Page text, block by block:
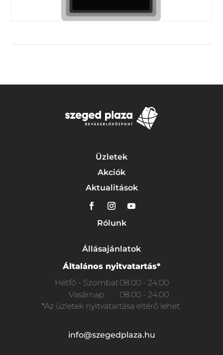
Üzletek
Akciók
Aktualitások
Rólunk
Állásajánlatok
Általános nyitvatartás*
Hétfő - Szombat08:00 - 24:00
Vasárnap
08:00 - 24:00
*Az üzletek nyitvatartása eltérő lehet.
info@szegedplaza.hu